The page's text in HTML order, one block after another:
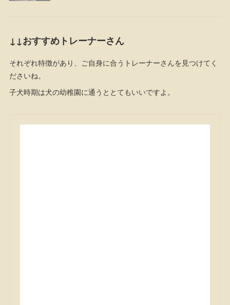
↓↓おすすめトレーナーさん
それぞれ特徴があり、ご自身に合うトレーナーさんを見つけてく
ださいね。
子犬時期は犬の幼稚園に通うととてもいいですよ。